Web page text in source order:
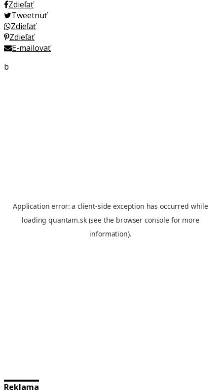
Zdieľať
Tweetnuť
Zdieľať
Zdieľať
E-mailovať
b
Reklama